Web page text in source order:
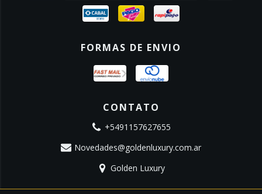
FORMAS DE ENVIO
CONTATO
+5491157627655
Novedades@goldenluxury.com.ar
Golden Luxury